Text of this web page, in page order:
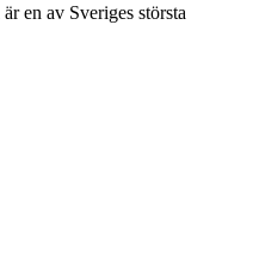
är en av Sveriges största